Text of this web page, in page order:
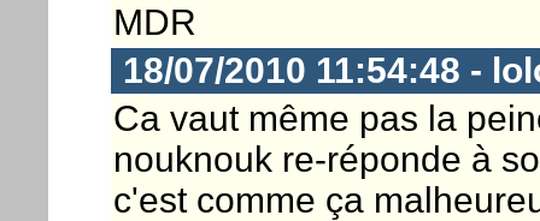
MDR
18/07/2010 11:54:48 -
Ca vaut même pas la
nouknouk re-réponde à
c'est comme ça